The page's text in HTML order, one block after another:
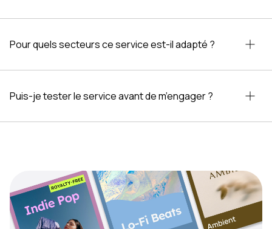
Pour quels secteurs ce service est-il adapté ?
Puis-je tester le service avant de m’engager ?